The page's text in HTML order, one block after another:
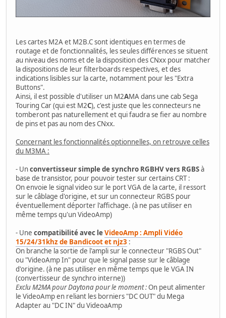
Les cartes M2A et M2B.C sont identiques en termes de
routage et de fonctionnalités, les seules différences se situent
au niveau des noms et de la disposition des CNxx pour matcher
la dispositions de leur filterboards respectives, et des
indications lisibles sur la carte, notamment pour les "Extra
Buttons".
Ainsi, il est possible d'utiliser un M2AMA dans une cab Sega
Touring Car (qui est M2C), c'est juste que les connecteurs ne
tomberont pas naturellement et qui faudra se fier au nombre
de pins et pas au nom des CNxx.
Concernant les fonctionnalités optionnelles, on retrouve celles
du M3MA :
- Unconvertisseur simple de synchro RGBHV vers RGBSà
base de transistor, pour pouvoir tester sur certains CRT :
On envoie le signal video sur le port VGA de la carte, il ressort
sur le câblage d'origine, et sur un connecteur RGBS pour
éventuellement déporter l'affichage. (à ne pas utiliser en
même temps qu'un VideoAmp)
- Une compatibilité avec leVideoAmp : Ampli Vidéo
15/24/31khz de Bandicoot et njz3 :
On branche la sortie de l'ampli sur le connecteur "RGBS Out"
ou "VideoAmp In" pour que le signal passe sur le câblage
d'origine. (à ne pas utiliser en même temps que le VGA IN
(convertisseur de synchro interne))
Exclu M2MA pour Daytona pour le moment :On peut alimenter
le VideoAmp en reliant les borniers "DC OUT" du Mega
Adapter au "DC IN" du VideoaAmp